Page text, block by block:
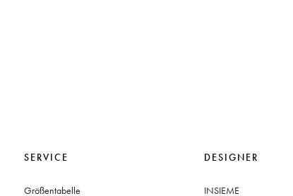
SERVICE
Größentabelle
DESIGNER
INSIEME